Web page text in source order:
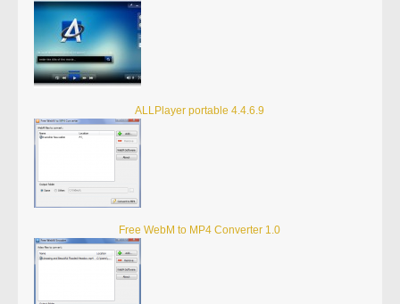
ALLPlayer portable 4.4.6.9
Free WebM to MP4 Converter 1.0